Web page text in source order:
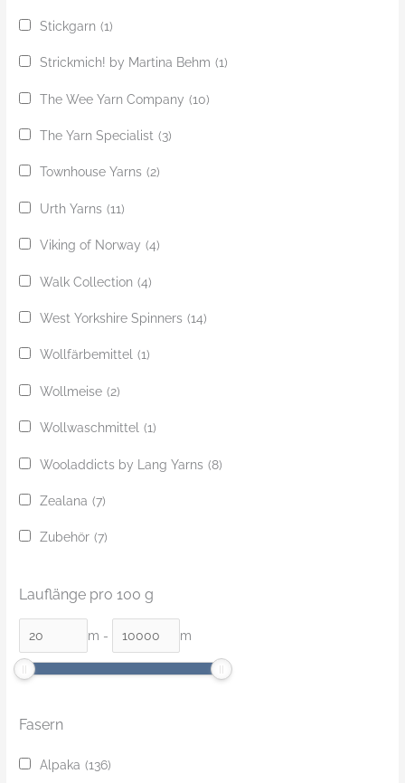
Stickgarn (1)
Strickmich! by Martina Behm (1)
The Wee Yarn Company (10)
The Yarn Specialist (3)
Townhouse Yarns (2)
Urth Yarns (11)
Viking of Norway (4)
Walk Collection (4)
West Yorkshire Spinners (14)
Wollfärbemittel (1)
Wollmeise (2)
Wollwaschmittel (1)
Wooladdicts by Lang Yarns (8)
Zealana (7)
Zubehör (7)
Lauflänge pro 100 g
m - m
Fasern
Alpaka (136)